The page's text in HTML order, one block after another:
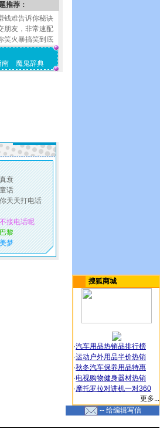
推荐：
钱难告诉你秘诀
朋友，非常速配
笑火暴搞笑到底
南 魔鬼辞典
搜狐商城
·汽车用品热销品排行榜
·运动户外用品半价热销
·秋冬汽车保养用品特惠
·电视购物健身器材热销
·摩托罗拉对讲机一对360
更多...
-- 给编辑写信